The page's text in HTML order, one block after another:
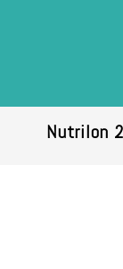
Nutrilon